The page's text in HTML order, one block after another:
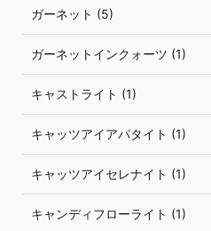
ガーネット (5)
ガーネットインクォーツ (1)
キャストライト (1)
キャッツアイアパタイト (1)
キャッツアイセレナイト (1)
キャンディフローライト (1)